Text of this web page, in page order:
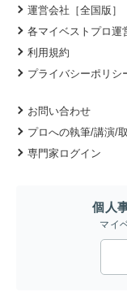
運営会社［全国版］
各マイベストプロ運
利用規約
プライバシーポリシ
お問い合わせ
プロへの執筆/講演/
専門家ログイン
個人
マイ